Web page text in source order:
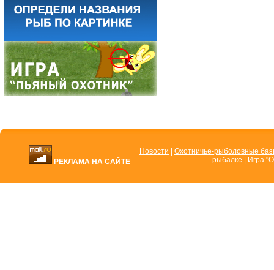
РЕКЛАМА НА САЙТЕ
Новости
Охотничье-рыболовные
рыбалке
Игра